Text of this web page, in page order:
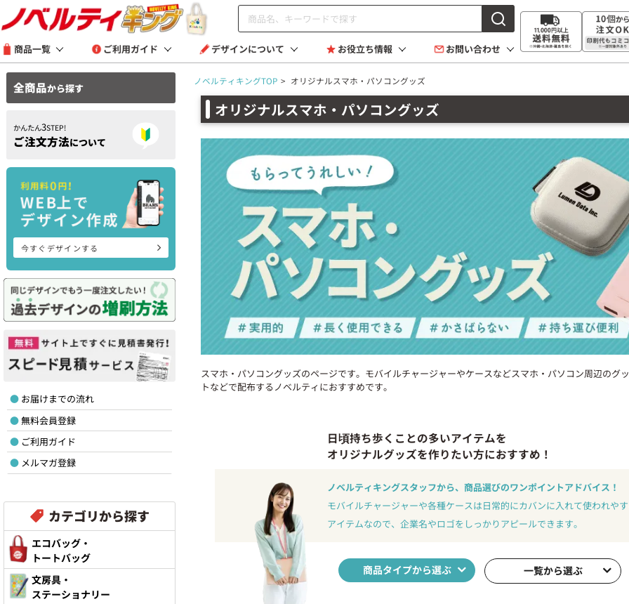
商品一覧 ご利用ガイド デザインについて お役立ち情報 お問い合わせ
全商品から探す
かんたん3STEP!
ご注文方法について
今すぐデザインする
お届けまでの流れ
無料会員登録
ご利用ガイド
メルマガ登録
カテゴリから探す
エコバッグ・
トートバッグ
文房具・
ステーショナリー
ノベルティキングTOP > オリジナルスマホ・パソコングッズ
オリジナルスマホ・パソコングッズ
スマホ・パソコングッズのページです。モバイルチャージャーやケースなどスマホ・パソコン周辺の
トなどで配布するノベルティにおすすめです。
日頃持ち歩くことの多いアイテムを
オリジナルグッズを作りたい方におすすめ！
ノベルティキングスタッフから、商品選びのワンポイントアドバイス！
モバイルチャージャーや各種ケースは日常的にカバンに入れて使われや
アイテムなので、企業名やロゴをしっかりアピールできます。
商品タイプから選ぶ 一覧から選ぶ